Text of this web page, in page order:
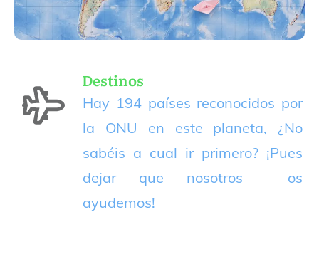
Destinos
Hay 194 países reconocidos por
la ONU en este planeta, ¿No
sabéis a cual ir primero? ¡Pues
dejar que nosotros os
ayudemos!